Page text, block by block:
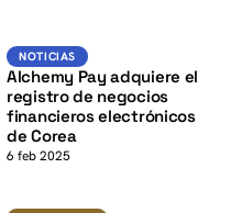
Noticias
NOTICIAS
Alchemy Pay adquiere el
registro de negocios
financieros electrónicos
de Corea
6 feb 2025